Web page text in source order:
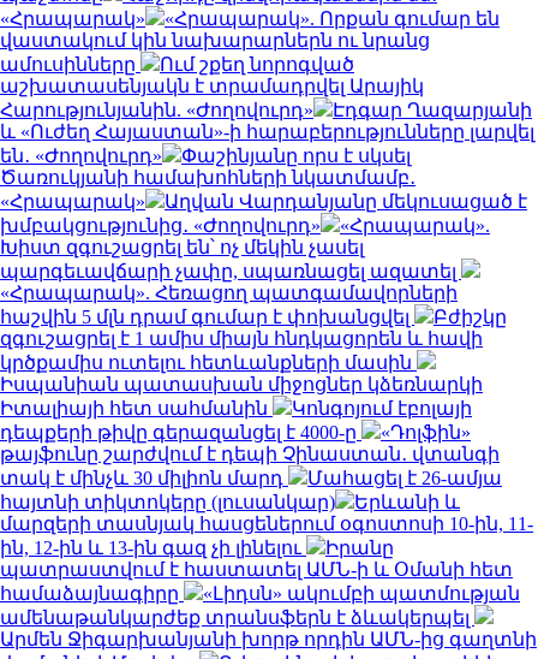
«Հրապարակ»
«Հրապարակ». Որքան գումար են
վաստակում կին նախարարներն ու նրանց
ամուսինները
Ում շքեղ նորոգված
աշխատասենյակն է տրամադրվել Արայիկ
Հարությունյանին. «Ժողովուրդ»
Էդգար Ղազարյանի
և «Ուժեղ Հայաստան»-ի հարաբերությունները լարվել
են․ «Ժողովուրդ»
Փաշինյանը որս է սկսել
Ծառուկյանի համախոհների նկատմամբ․
«Հրապարակ»
Աղվան Վարդանյանը մեկուսացած է
խմբակցությունից․ «Ժողովուրդ»
«Հրապարակ».
Խիստ զգուշացրել են՝ ոչ մեկին չասել
պարգեւավճարի չափը, սպառնացել ազատել
«Հրապարակ». Հեռացող պատգամավորների
հաշվին 5 մլն դրամ գումար է փոխանցվել
Բժիշկը
զգուշացրել է 1 ամիս միայն հնդկացորեն և հավի
կրծքամիս ուտելու հետևանքների մասին
Իսպանիան պատասխան միջոցներ կձեռնարկի
Իտալիայի հետ սահմանին
Կոնգոյում էբոլայի
դեպքերի թիվը գերազանցել է 4000-ը
«Դոլֆին»
թայֆունը շարժվում է դեպի Չինաստան․ վտանգի
տակ է մինչև 30 միլիոն մարդ
Մահացել է 26-ամյա
հայտնի տիկտոկերը (լուսանկար)
Երևանի և
մարզերի տասնյակ հասցեներում օգոստոսի 10-ին, 11-
ին, 12-ին և 13-ին գազ չի լինելու
Իրանը
պատրաստվում է հաստատել ԱՄՆ-ի և Օմանի հետ
համաձայնագիրը
«Լիդսն» ակումբի պատմության
ամենաթանկարժեք տրանսֆերն է ձևակերպել
Արմեն Ջիգարխանյանի խորթ որդին ԱՄՆ-ից գաղտնի